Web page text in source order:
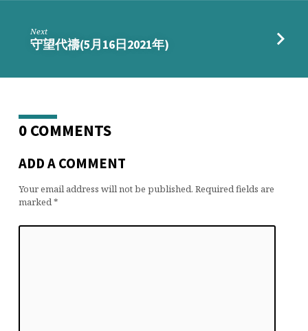
Next
守望代禱(5月16日2021年)
0 COMMENTS
ADD A COMMENT
Your email address will not be published. Required fields are
marked*